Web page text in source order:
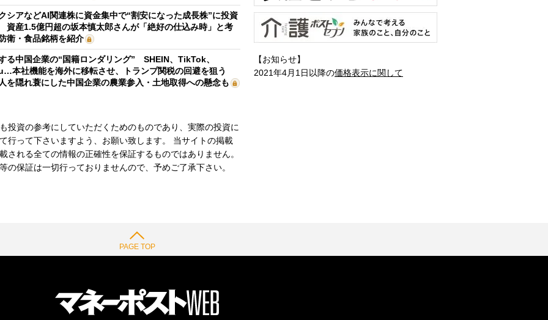
シアなどAI関連株に資金集中で“割安になった成長株”に投資
産1.5億円超の坂本慎太郎さんが「絶好の仕込み時」と考
衛・食品銘柄を紹介
る中国企業の“国籍ロンダリング” SHEIN、TikTok、
本社機能を海外に移転させ、トランプ関税の回避を狙う
を隠れ蓑にした中国企業の農業参入・土地取得への懸念も
投資の参考にしていただくためのものであり、実際の投資に
行って下さいますよう、お願い致します。 当サイトの掲載
される全ての情報の正確性を保証するものではありません。
の保証は一切行っておりませんので、予めご了承下さい。
【お知らせ】
2021年4月1日以降の価格表示に関して
PAGE TOP